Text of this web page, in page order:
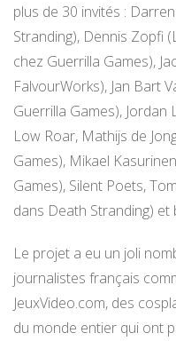
plus de 30 invités :
Stranding), Dennis Zopfi
chez Guerrilla Games),
FalvourWorks), Jan Bart
Guerrilla Games),
Low Roar, Mathijs de
Games), Mikael
Games), Silent Poets,
dans Death Stranding) et
Le projet a eu un joli
journalistes français
JeuxVideo.com, des
du monde entier qui ont